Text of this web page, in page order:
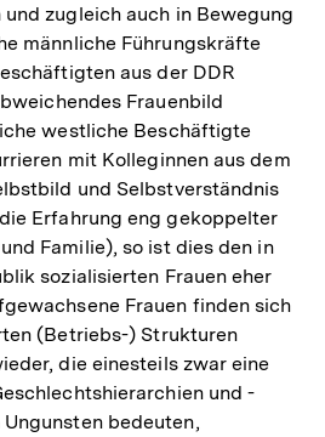
zugleich auch in Bewegung
männliche Führungskräfte
aus der DDR
Frauenbild
westliche Beschäftigte
mit Kolleginnen aus dem
und Selbstverständnis
Erfahrung eng gekoppelter
Familie), so ist dies den in
sozialisierten Frauen eher
Frauen finden sich
(Betriebs-) Strukturen
die einesteils zwar eine
und -
bedeuten,